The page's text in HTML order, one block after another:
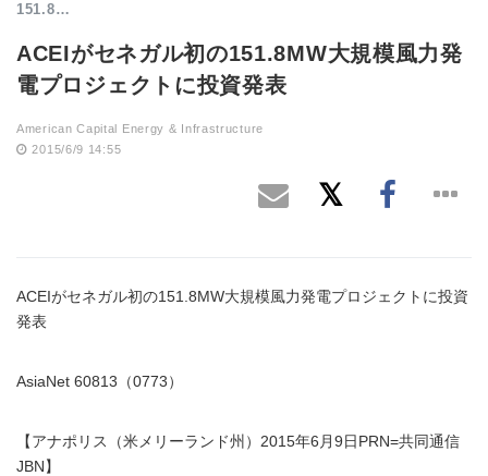
151.8…
ACEIがセネガル初の151.8MW大規模風力発
電プロジェクトに投資発表
American Capital Energy & Infrastructure
2015/6/9 14:55
ACEIがセネガル初の151.8MW大規模風力発電プロジェクトに投資
発表
AsiaNet 60813（0773）
【アナポリス（米メリーランド州）2015年6月9日PRN=共同通信
JBN】